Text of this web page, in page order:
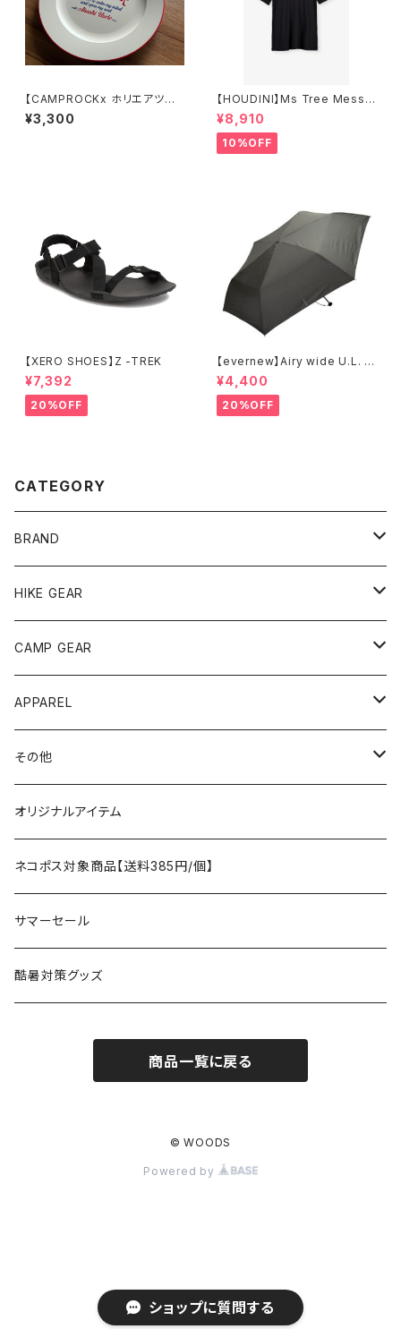
ショップに質問する
【CAMPROCKx ホリエアツシ】
プレート
¥3,300
【HOUDINI】Ms Tree Messa
ge Tee
¥8,910
10%OFF
【XERO SHOES】Z -TREK
¥7,392
20%OFF
【evernew】Airy wide U.L. u
mbrella
¥4,400
20%OFF
CATEGORY
BRAND
andwander
ANOBA
AO COOLERS
asobito
AS2OV
AXESQUIN
Ballistics
BEDROCK SANDALS
HIKE GEAR
テント、シェルター
バックパック
ポーチ／サコッシュ
ストレージ
パッキングアクセサリー
スリーピングギア
クッキングギア
ヘッドライト／ランタン
CAMP GEAR
テント、タープ
テント、シェルター
タープ
スリーピングギア
寝袋
マット
テーブル、チェア
テーブル
チェア
ランタン、ライト
燃料ランタン
LEDライト
焚火台／薪ストーブ
焚火台
暖房器具
クッキングギア
ハードクーラーボックス
ウォーターキャリア
APPAREL
トップス
ボトムス
アンダーウェア
ハンドウェア
ヘッドギア
その他
遊び
フィッシング
ラジコン
ケア用品
雑貨
アウトレット
オリジナルアイテム
ネコポス対象商品【送料385円/個】
サマーセール
酷暑対策グッズ
商品一覧に戻る
© WOODS
Powered by